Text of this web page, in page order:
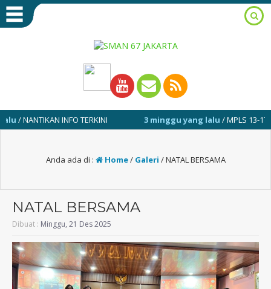
INFO TERKINI 3 minggu yang lalu/ MPLS 13-17 JULI
Anda ada di : Home/ Galeri /NATAL BERSAMA
NATAL BERSAMA
Dibuat : Minggu, 21 Des 2025